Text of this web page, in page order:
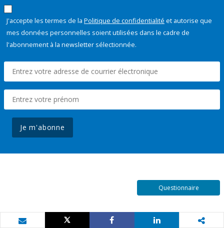
J'accepte les termes de la Politique de confidentialité et autorise que
mes données personnelles soient utilisées dans le cadre de
l'abonnement à la newsletter sélectionnée.
Je m'abonne
Questionnaire